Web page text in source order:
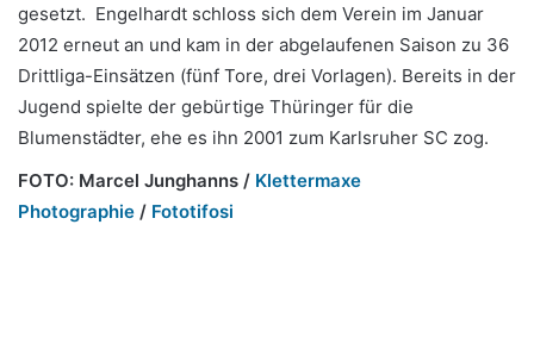
gesetzt. Engelhardt schloss sich dem Verein im Januar
2012 erneut an und kam in der abgelaufenen Saison zu 36
Drittliga-Einsätzen (fünf Tore, drei Vorlagen). Bereits in der
Jugend spielte der gebürtige Thüringer für die
Blumenstädter, ehe es ihn 2001 zum Karlsruher SC zog.
FOTO: Marcel Junghanns / Klettermaxe
Photographie / Fototifosi